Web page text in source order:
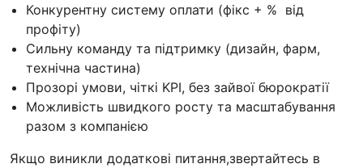
Конкурентну систему оплати (фікс + % від
профіту)
Сильну команду та підтримку (дизайн, фарм,
технічна частина)
Прозорі умови, чіткі KPI, без зайвої бюрократії
Можливість швидкого росту та масштабування
разом з компанією
Якщо виникли додаткові питання,звертайтесь в